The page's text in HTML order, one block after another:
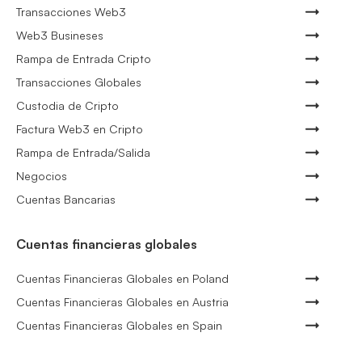
Transacciones Web3
Web3 Busineses
Rampa de Entrada Cripto
Transacciones Globales
Custodia de Cripto
Factura Web3 en Cripto
Rampa de Entrada/Salida
Negocios
Cuentas Bancarias
Cuentas financieras globales
Cuentas Financieras Globales en Poland
Cuentas Financieras Globales en Austria
Cuentas Financieras Globales en Spain